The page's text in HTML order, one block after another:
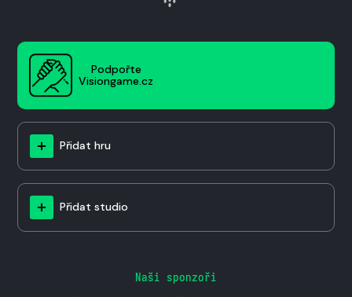
Podpořte
Visiongame.cz
Přidat hru
Přidat studio
Naši sponzoři